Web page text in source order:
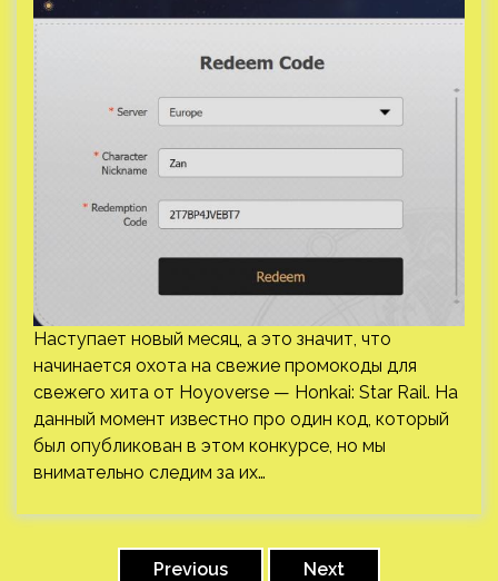
Наступает новый месяц, а это значит, что
начинается охота на свежие промокоды для
свежего хита от Hoyoverse — Honkai: Star Rail. На
данный момент известно про один код, который
был опубликован в этом конкурсе, но мы
внимательно следим за их…
Пагинация
Previous Next